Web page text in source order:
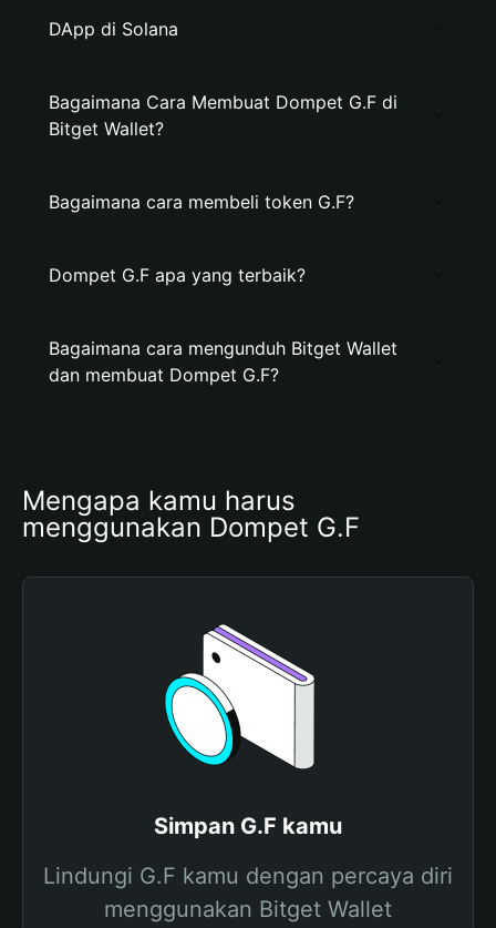
DApp di Solana
Bagaimana Cara Membuat Dompet G.F di
Bitget Wallet?
Bagaimana cara membeli token G.F?
Dompet G.F apa yang terbaik?
Bagaimana cara mengunduh Bitget Wallet
dan membuat Dompet G.F?
Mengapa kamu harus
menggunakan Dompet G.F
Simpan G.F kamu
Lindungi G.F kamu dengan percaya diri
menggunakan Bitget Wallet